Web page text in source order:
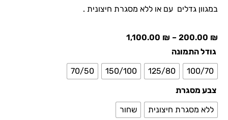
במגוון גדלים עם או ללא מסגרת חיצונית .
200.00 ₪
–
1,100.00 ₪
גודל התמונה
100/70
125/80
150/100
70/50
צבע מסגרת
ללא מסגרת חיצונית
שחור